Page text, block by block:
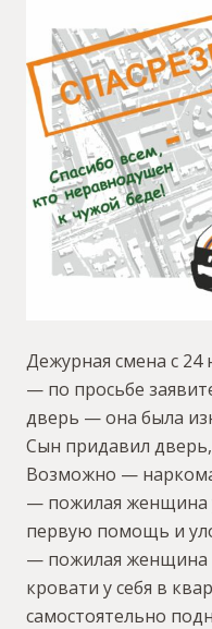
Дежурная смена с 24
— по просьбе
дверь — она была
Сын придавил дверь,
Возможно —
— пожилая женщина
первую помощь и
— пожилая женщина
кровати у себя в
самостоятельно